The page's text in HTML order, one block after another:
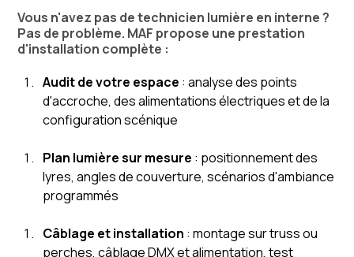
Vous n'avez pas de technicien lumière en interne ?
Pas de problème. MAF propose une prestation
d'installation complète :
Audit de votre espace : analyse des points
d'accroche, des alimentations électriques et de la
configuration scénique
Plan lumière sur mesure : positionnement des
lyres, angles de couverture, scénarios d'ambiance
programmés
Câblage et installation : montage sur truss ou
perches, câblage DMX et alimentation, test